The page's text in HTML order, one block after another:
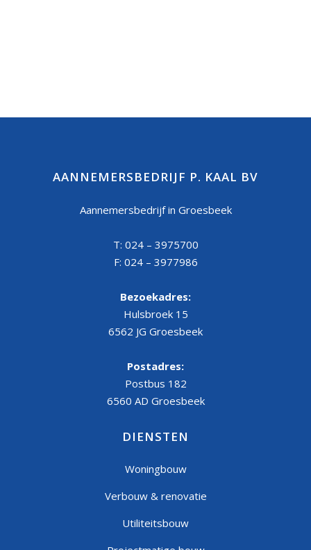
AANNEMERSBEDRIJF P. KAAL BV
Aannemersbedrijf in Groesbeek
T: 024 – 3975700
F: 024 – 3977986
Bezoekadres:
Hulsbroek 15
6562 JG Groesbeek
Postadres:
Postbus 182
6560 AD Groesbeek
DIENSTEN
Woningbouw
Verbouw & renovatie
Utiliteitsbouw